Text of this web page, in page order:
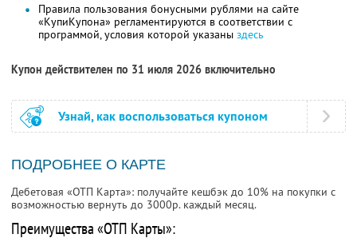
Правила пользования бонусными рублями на сайте
«КупиКупона» регламентируются в соответствии с
программой, условия которой указаны здесь
Купон действителен по 31 июля 2026 включительно
Узнай, как воспользоваться купоном
ПОДРОБНЕЕ О КАРТЕ
Дебетовая «ОТП Карта»: получайте кешбэк до 10% на покупки с
возможностью вернуть до 3000р. каждый месяц.
Преимущества «ОТП Карты»: